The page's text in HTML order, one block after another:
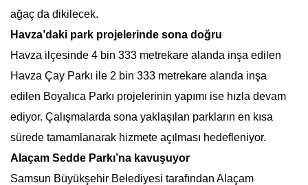
ağaç da dikilecek.
Havza’daki park projelerinde sona doğru
Havza ilçesinde 4 bin 333 metrekare alanda inşa edilen
Havza Çay Parkı ile 2 bin 333 metrekare alanda inşa
edilen Boyalıca Parkı projelerinin yapımı ise hızla devam
ediyor. Çalışmalarda sona yaklaşılan parkların en kısa
sürede tamamlanarak hizmete açılması hedefleniyor.
Alaçam Sedde Parkı’na kavuşuyor
Samsun Büyükşehir Belediyesi tarafından Alaçam